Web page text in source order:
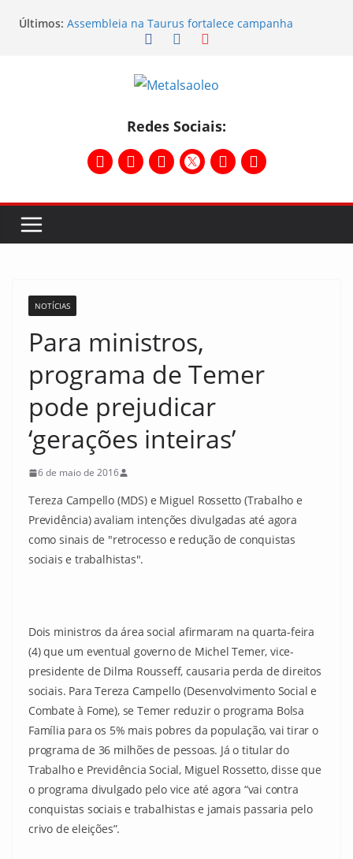
Últimos: Assembleia na Taurus fortalece campanha
salarial e mostra a força da categoria que exige
Nota de repúdio
Conselho Diretivo da CNM/CUT debate indústria e
Temporal destelha Ginásio Bigornão
Assembleia na Taurus – Campanha salarial
2026/2027
Redes Sociais:
NOTÍCIAS
Para ministros,
programa de Temer
pode prejudicar
‘gerações inteiras’
6 de maio de 2016
Tereza Campello (MDS) e Miguel Rossetto (Trabalho e
Previdência) avaliam intenções divulgadas até agora
como sinais de "retrocesso e redução de conquistas
sociais e trabalhistas".
Dois ministros da área social afirmaram na quarta-feira
(4) que um eventual governo de Michel Temer, vice-
presidente de Dilma Rousseff, causaria perda de direitos
sociais. Para Tereza Campello (Desenvolvimento Social e
Combate à Fome), se Temer reduzir o programa Bolsa
Família para os 5% mais pobres da população, vai tirar o
programa de 36 milhões de pessoas. Já o titular do
Trabalho e Previdência Social, Miguel Rossetto, disse que
o programa divulgado pelo vice até agora “vai contra
conquistas sociais e trabalhistas e jamais passaria pelo
crivo de eleições”.